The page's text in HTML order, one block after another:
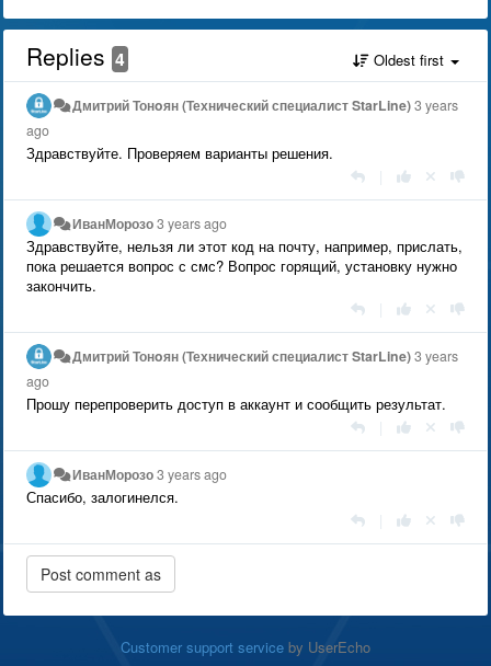
Replies 4 Oldest first
Дмитрий Тонoян (Технический специалист StarLine)3 years
ago
Здравствуйте. Проверяем варианты решения.
ИванМорозо3 years ago
Здравствуйте, нельзя ли этот код на почту, например, прислать,
пока решается вопрос с смс? Вопрос горящий, установку нужно
закончить.
Дмитрий Тонoян (Технический специалист StarLine)3 years
ago
Прошу перепроверить доступ в аккаунт и сообщить результат.
ИванМорозо3 years ago
Спасибо, залогинелся.
Customer support service by UserEcho